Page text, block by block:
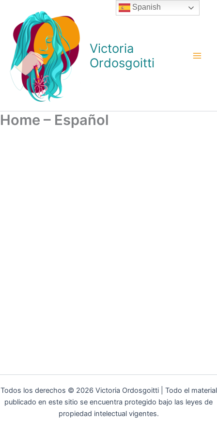
contenido
Victoria
Ordosgoitti
Home – Español
Todos los derechos © 2026 Victoria Ordosgoitti | Todo el material
publicado en este sitio se encuentra protegido bajo las leyes de
propiedad intelectual vigentes.
Spanish